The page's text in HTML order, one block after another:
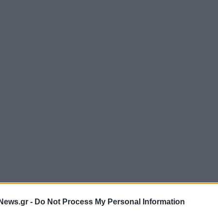
- Do Not Process My Personal Information